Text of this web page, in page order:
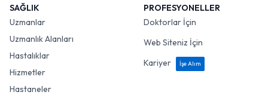
SAĞLIK
Uzmanlar
Uzmanlık Alanları
Hastalıklar
Hizmetler
Hastaneler
PROFESYONELLER
Doktorlar İçin
Web Siteniz İçin
Kariyer
İşe Alım